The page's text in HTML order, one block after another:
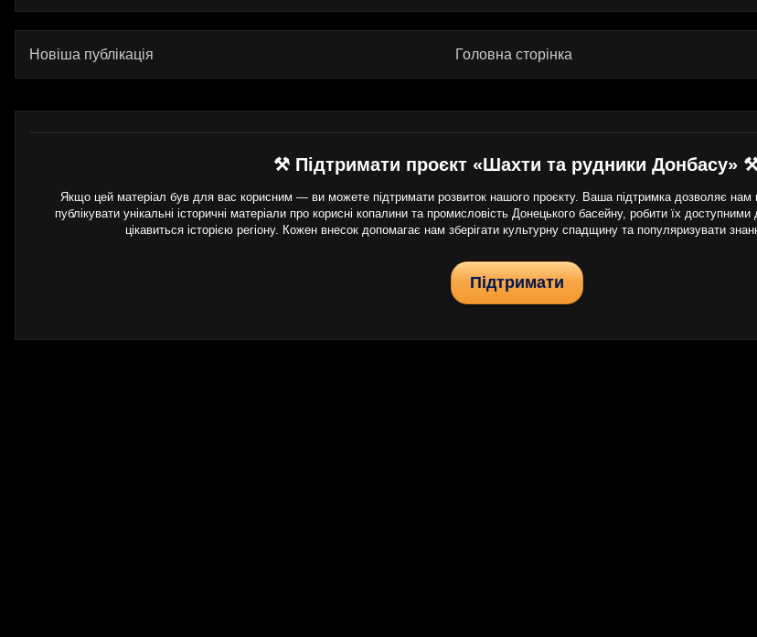
Новіша публікація Головна сторінка
⚒ Підтримати проєкт «Шахти та рудники Донбасу»
Якщо цей матеріал був для вас корисним — ви можете підтримати розвиток нашого проєкту. Ваша підтримка дозволяє нам
публікувати унікальні історичні матеріали про корисні копалини та промисловість Донецького басейну, робити їх доступними
цікавиться історією регіону. Кожен внесок допомагає нам зберігати культурну спадщину та популяризувати
Підтримати